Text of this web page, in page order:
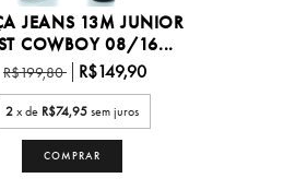
JEANS 13M JUNIOR
COWBOY 08/16...
R$199,80 R$149,90
2x de R$74,95sem juros
COMPRAR